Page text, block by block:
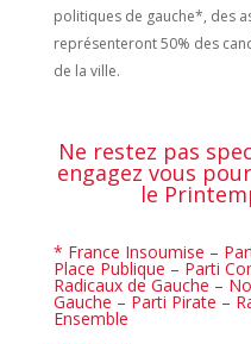
politiques de gauche*, des
représenteront 50% des
de la ville.
Ne restez pas
engagez vous
le
* France Insoumise –
Place Publique – Parti
Radicaux de Gauche –
Gauche – Parti Pirate –
Ensemble